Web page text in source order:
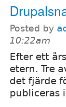
Posted by
10:22am
Efter ett
etern. Tre
det fjärde
publiceras